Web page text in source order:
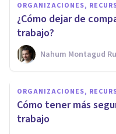
ORGANIZACIONES,
¿Cómo dejar de
trabajo?
Nahum Montagud
ORGANIZACIONES,
Cómo tener más
trabajo
ORGANIZACIONES,
Cómo
cambios
necesarios